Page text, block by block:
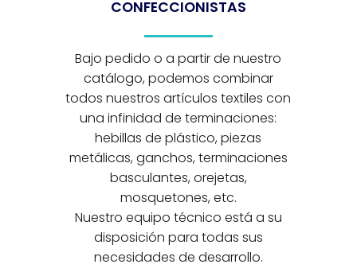
CONFECCIONISTAS
Bajo pedido o a partir de nuestro
catálogo, podemos combinar
todos nuestros artículos textiles con
una infinidad de terminaciones:
hebillas de plástico, piezas
metálicas, ganchos, terminaciones
basculantes, orejetas,
mosquetones, etc.
Nuestro equipo técnico está a su
disposición para todas sus
necesidades de desarrollo.